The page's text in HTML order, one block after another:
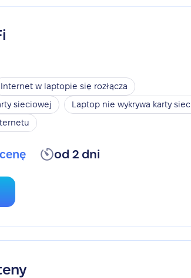
Internet w laptopie się rozłącza
sieciowej
Laptop nie wykrywa karty
od 2 dni